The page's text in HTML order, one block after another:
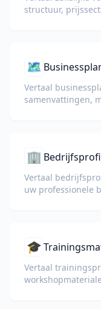
structuur,
🗺️
Vertaal
samenvattingen,
🏢
Vertaal
uw professionele
🎓
Vertaal